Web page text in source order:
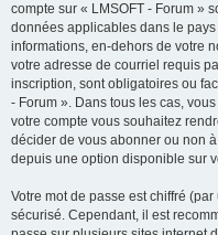
compte sur « LMSOFT - Forum »
données applicables dans le
informations, en-dehors de votre
votre adresse de courriel requis
inscription, sont obligatoires ou
- Forum ». Dans tous les cas,
votre compte vous souhaitez
décider de vous abonner ou non
depuis une option disponible sur
Votre mot de passe est chiffré
sécurisé. Cependant, il est